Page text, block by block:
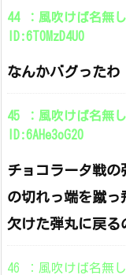
44 ：風吹けば名無
ID:6T0MzD4U0
なんかバグったわ
45 ：風吹けば名無
ID:6AHe3oG20
チョコラータ戦
の切れっ端を蹴っ
欠けた弾丸に戻る
46 ：風吹けば名無